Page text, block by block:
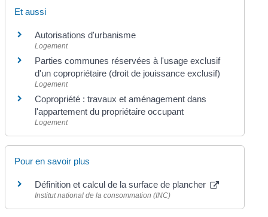
Et aussi
Autorisations d'urbanisme
Logement
Parties communes réservées à l'usage exclusif
d'un copropriétaire (droit de jouissance exclusif)
Logement
Copropriété : travaux et aménagement dans
l'appartement du propriétaire occupant
Logement
Pour en savoir plus
Définition et calcul de la surface de plancher
Institut national de la consommation (INC)